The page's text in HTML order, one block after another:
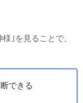
｣を見ることで、
できる